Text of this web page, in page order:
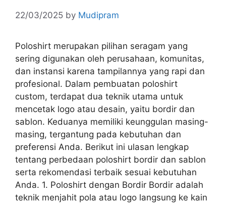
22/03/2025 by Mudipram
Poloshirt merupakan pilihan seragam yang
sering digunakan oleh perusahaan, komunitas,
dan instansi karena tampilannya yang rapi dan
profesional. Dalam pembuatan poloshirt
custom, terdapat dua teknik utama untuk
mencetak logo atau desain, yaitu bordir dan
sablon. Keduanya memiliki keunggulan masing-
masing, tergantung pada kebutuhan dan
preferensi Anda. Berikut ini ulasan lengkap
tentang perbedaan poloshirt bordir dan sablon
serta rekomendasi terbaik sesuai kebutuhan
Anda. 1. Poloshirt dengan Bordir Bordir adalah
teknik menjahit pola atau logo langsung ke kain